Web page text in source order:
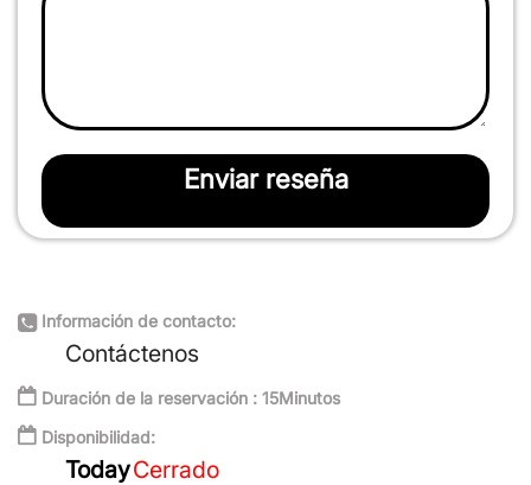
Enviar reseña
Información de contacto:
Contáctenos
Duración de la reservación : 15Minutos
Disponibilidad:
TodayCerrado